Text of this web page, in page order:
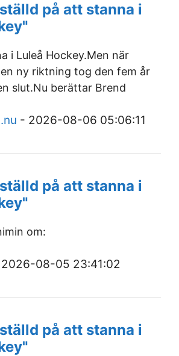
på att stanna i
i Luleå Hockey.Men när
ny riktning tog den fem år
slut.Nu berättar Brend
- 2026-08-06 05:06:11
på att stanna i
om:
08-05 23:41:02
på att stanna i